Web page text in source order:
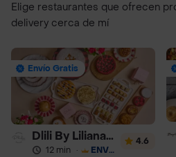
Elige restaurantes que ofrecen
delivery cerca de mí
Envío Gratis
Dlili By Liliana Arango
12 min · ENVÍO GRATIS
4.6